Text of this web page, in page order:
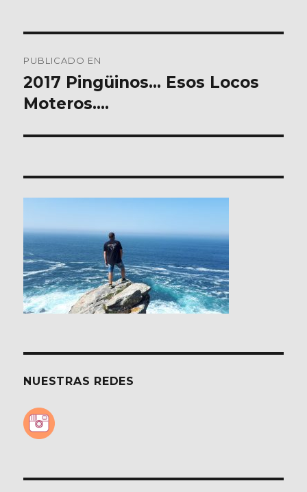
de
entradas
PUBLICADO EN
2017 Pingüinos… Esos Locos
Moteros….
NUESTRAS REDES